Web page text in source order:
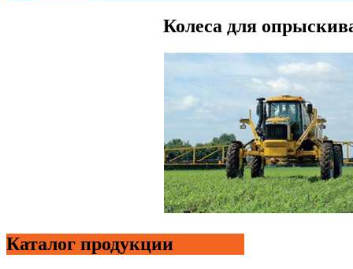
Колеса для
Каталог продукции